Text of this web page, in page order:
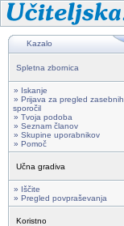
Kazalo
Spletna zbornica
» Iskanje
» Prijava za pregled zasebnih
sporočil
» Tvoja podoba
» Seznam članov
» Skupine uporabnikov
» Pomoč
Učna gradiva
» Iščite
» Pregled povpraševanja
Koristno